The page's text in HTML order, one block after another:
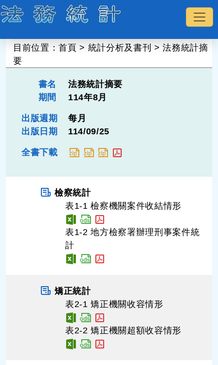
目前位置：首頁 > 統計分析及書刊 >法務統計摘
要
書名
法務統計摘要
期間
114年8月
出版週期
每月
出版日期
114/09/25
全書下載
檢察統計
表1-1 檢察機關案件收結情形
表1-2 地方檢察署辦理刑事案件統
計
矯正統計
表2-1 矯正機關收容情形
表2-2 矯正機關超額收容情形